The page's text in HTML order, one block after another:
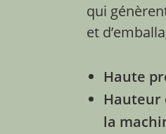
qui
et
Haute
Hauteur
la